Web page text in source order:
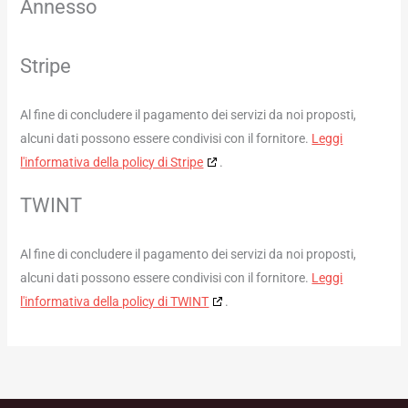
Annesso
Stripe
Al fine di concludere il pagamento dei servizi da noi proposti,
alcuni dati possono essere condivisi con il fornitore. Leggi
l'informativa della policy di Stripe
.
TWINT
Al fine di concludere il pagamento dei servizi da noi proposti,
alcuni dati possono essere condivisi con il fornitore. Leggi
l'informativa della policy di TWINT
.